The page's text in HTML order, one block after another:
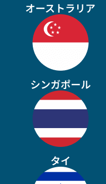
オーストラリア
シンガポール
タイ